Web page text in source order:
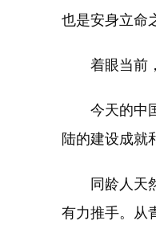
也是安身立命
着眼当前，
今天的中国
陆的建设成就
同龄人天然
有力推手。从